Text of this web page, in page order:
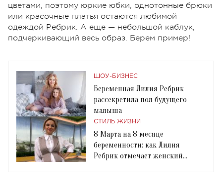
цветами, поэтому юркие юбки, однотонные брюки
или красочные платья остаются любимой
одеждой Ребрик. А еще — небольшой каблук,
подчеркивающий весь образ. Берем пример!
ШОУ-БИЗНЕС
Беременная Лилия Ребрик
рассекретила пол будущего
малыша
СТИЛЬ ЖИЗНИ
8 Марта на 8 месяце
беременности: как Лилия
Ребрик отмечает женский